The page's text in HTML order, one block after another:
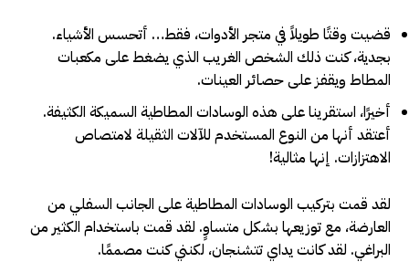
قضيت وقتًا طويلاً في متجر الأدوات، فقط… أتحسس الأشياء.
بجدية، كنت ذلك الشخص الغريب الذي يضغط على مكعبات
المطاط ويقفز على حصائر العينات.
أخيرًا، استقرينا على هذه الوسادات المطاطية السميكة الكثيفة.
أعتقد أنها من النوع المستخدم للآلات الثقيلة لامتصاص
الاهتزازات. إنها مثالية!
لقد قمت بتركيب الوسادات المطاطية على الجانب السفلي من
العارضة، مع توزيعها بشكل متساوٍ. لقد قمت باستخدام الكثير من
البراغي. لقد كانت يداي تتشنجان، لكنني كنت مصممًا.